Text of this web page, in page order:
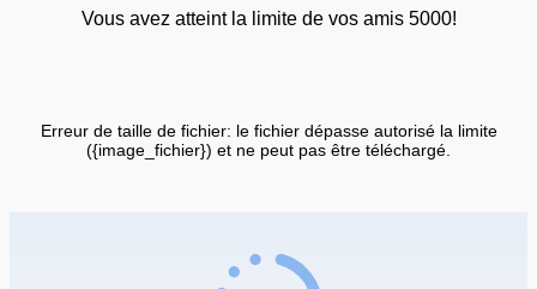
Vous avez atteint la limite de vos amis 5000!
Erreur de taille de fichier: le fichier dépasse autorisé la limite
({image_fichier}) et ne peut pas être téléchargé.